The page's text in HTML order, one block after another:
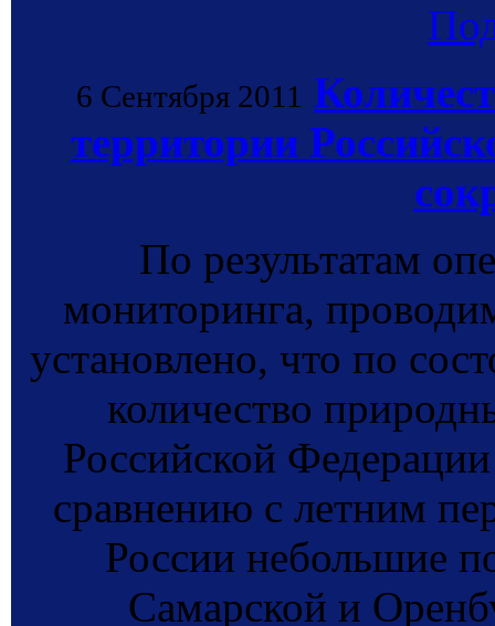
6 Сентября 2011
территории
По результатам
мониторинга,
установлено, что по
количество
Российской
сравнению с летним
России небольшие
Самарской и